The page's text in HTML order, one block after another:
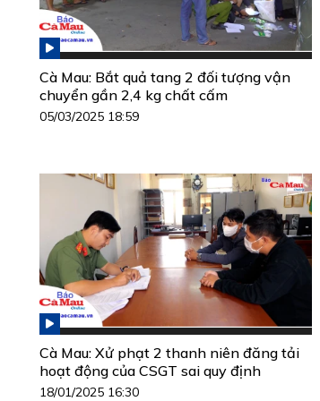
Cà Mau: Bắt quả tang 2 đối tượng vận
chuyển gần 2,4 kg chất cấm
05/03/2025 18:59
Cà Mau: Xử phạt 2 thanh niên đăng tải
hoạt động của CSGT sai quy định
18/01/2025 16:30